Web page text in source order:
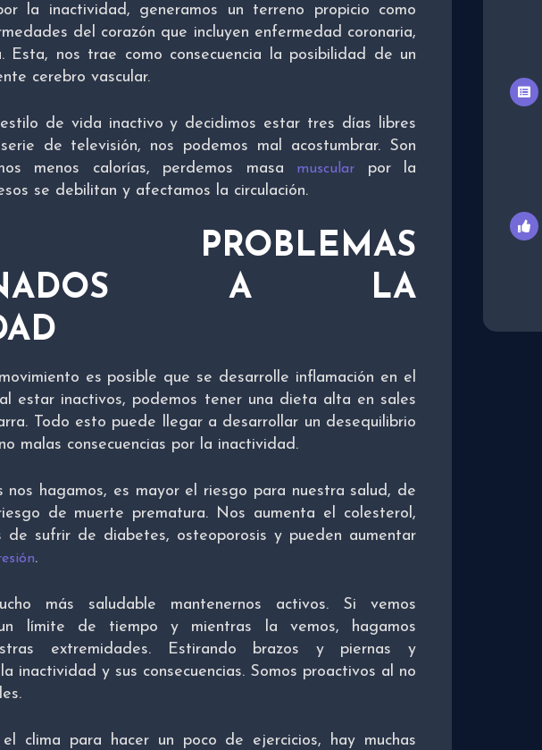
la inactividad, generamos un terreno propicio como
del corazón que incluyen enfermedad coronaria,
Esta, nos trae como consecuencia la posibilidad de un
cerebro vascular.
estilo de vida inactivo y decidimos estar tres días libres
de televisión, nos podemos mal acostumbrar. Son
menos calorías, perdemos masa
muscular por la
se debilitan y afectamos la circulación.
PROBLEMAS
A LA
es posible que se desarrolle inflamación en el
estar inactivos, podemos tener una dieta alta en sales
Todo esto puede llegar a desarrollar un desequilibrio
malas consecuencias por la inactividad.
nos hagamos, es mayor el riesgo para nuestra salud, de
de muerte prematura. Nos aumenta el colesterol,
de sufrir de diabetes, osteoporosis y pueden aumentar
.
más saludable mantenernos activos. Si vemos
un límite de tiempo y mientras la vemos, hagamos
extremidades. Estirando brazos y piernas y
inactividad y sus consecuencias. Somos proactivos al no
clima para hacer un poco de ejercicios, hay muchas